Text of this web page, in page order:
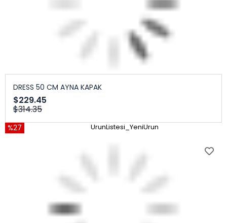
DRESS 50 CM AYNA KAPAK
$229.45
$314.35
%27 UrunListesi_YeniUrun